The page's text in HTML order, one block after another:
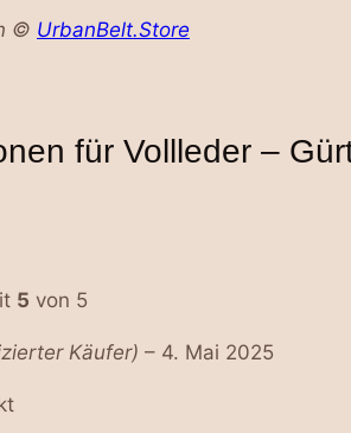
© UrbanBelt.Store
für Vollleder –
5 von 5
Käufer) – 4. Mai 2025